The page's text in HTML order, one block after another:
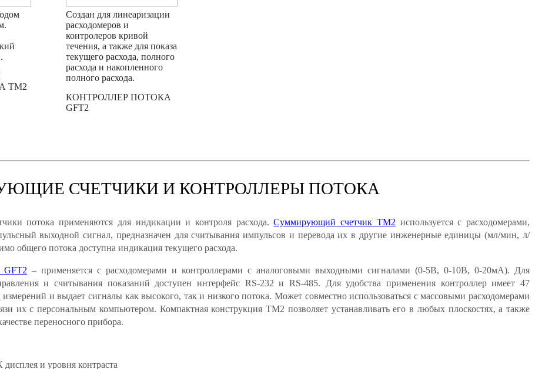
TM2
Создан для линеаризации
расходомеров и
контролеров кривой
течения, а также для показа
текущего расхода, полного
расхода и накопленного
полного расхода.
КОНТРОЛЛЕР ПОТОКА
GFT2
СЧЕТЧИКИ И КОНТРОЛЛЕРЫ ПОТОКА
потока применяются для индикации и контроля расхода.Суммирующий счетчик TM2 используется с расходомерами,
выходной сигнал, предназначен для считывания импульсов и перевода их в другие инженерные единицы (мл/мин, л/
общего потока доступна индикация текущего расхода.
GFT2 – применяется с расходомерами и контроллерами с аналоговыми выходными сигналами (0-5В, 0-10В, 0-20мА). Для
и считывания показаний доступен интерфейс RS-232 и RS-485. Для удобства применения контроллер имеет 47
и выдает сигналы как высокого, так и низкого потока. Может совместно использоваться с массовыми расходомерами
их с персональным компьютером. Компактная конструкция ТМ2 позволяет устанавливать его в любых плоскостях, а также
переносного прибора.
и уровня контраста